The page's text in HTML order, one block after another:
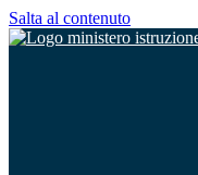
Salta al contenuto